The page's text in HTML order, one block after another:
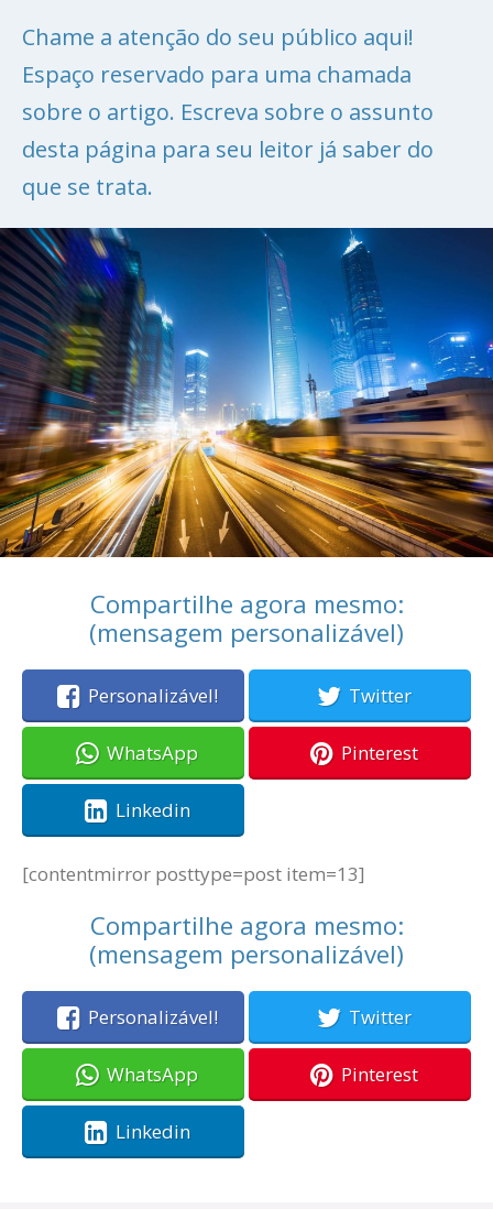
Chame a atenção do seu público aqui!
Espaço reservado para uma chamada
sobre o artigo. Escreva sobre o assunto
desta página para seu leitor já saber do
que se trata.
Compartilhe agora mesmo:
(mensagem personalizável)
Personalizável! Twitter
WhatsApp Pinterest
Linkedin
[contentmirror posttype=post item=13]
Compartilhe agora mesmo:
(mensagem personalizável)
Personalizável! Twitter
WhatsApp Pinterest
Linkedin